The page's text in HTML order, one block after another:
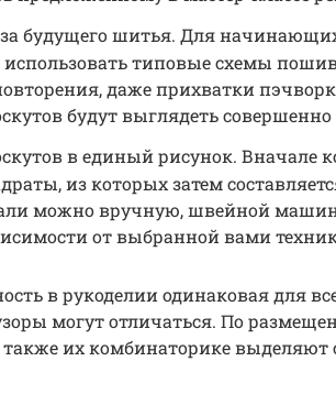
будущего шитья. Для
использовать типовые схемы
даже прихватки
будут выглядеть
в единый рисунок. Вначале
из которых затем
можно вручную, швейной
от выбранной вами
в рукоделии одинаковая для
могут отличаться. По
также их комбинаторике